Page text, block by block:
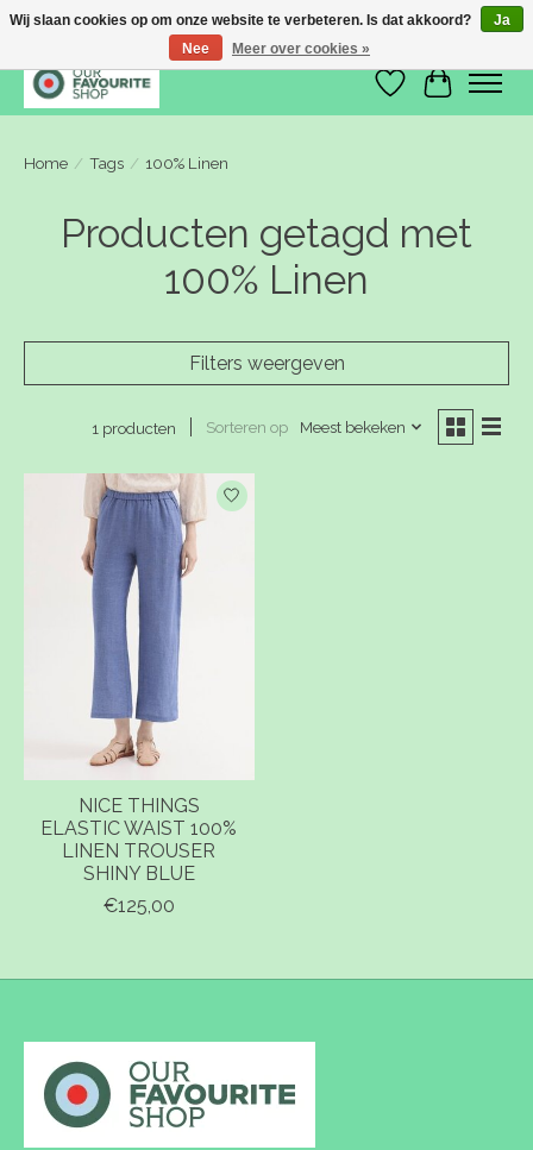
Verlanglijst
Home / Tags / 100% Linen
Producten getagd met
100% Linen
Filters weergeven
1 producten Sorteren op Meest bekeken
NICE THINGS
ELASTIC WAIST 100%
LINEN TROUSER
SHINY BLUE
€125,00
Wij slaan cookies op om onze website te verbeteren. Is dat akkoord?
Ja
Nee
Meer over cookies »